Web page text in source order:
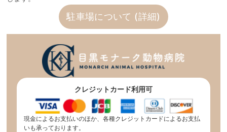
駐車場について (詳細)
クレジットカード利用可
現金によるお支払いのほか、各種クレジットカードによるお支払
いも承っております。